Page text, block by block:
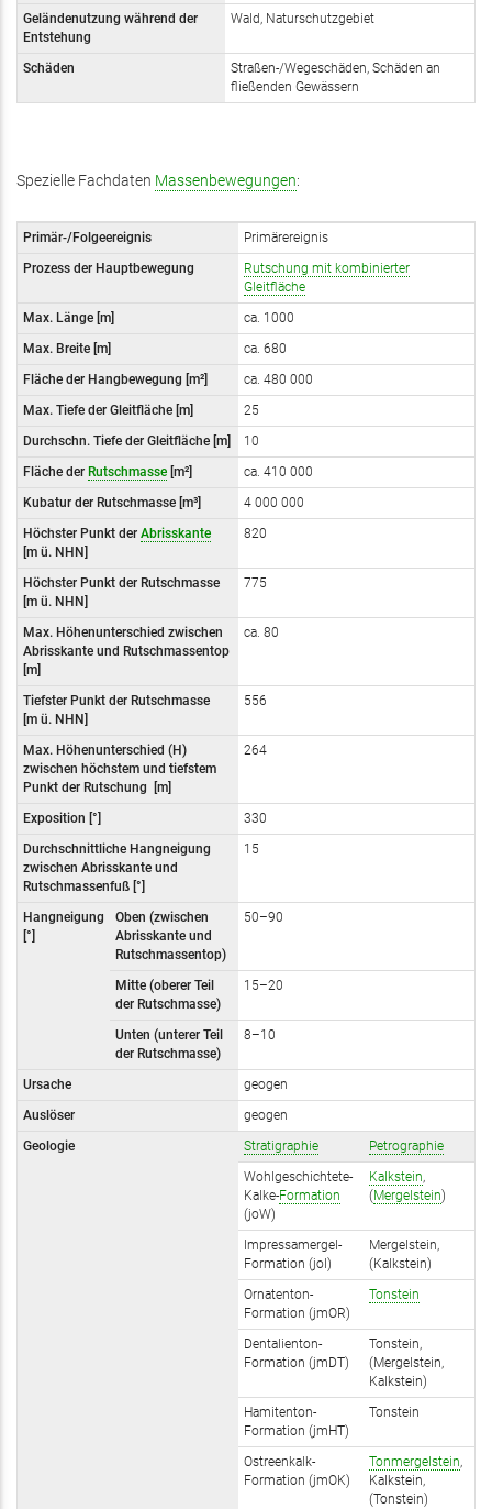
Geländenutzung während der
Entstehung
Wald, Naturschutzgebiet
Schäden
Straßen-/Wegeschäden, Schäden an
fließenden Gewässern
Spezielle Fachdaten Massenbewegungen:
Primär-/Folgeereignis
Primärereignis
Prozess der Hauptbewegung
Rutschung mit kombinierter
Gleitfläche
Max. Länge [m]
ca. 1000
Max. Breite [m]
ca. 680
Fläche der Hangbewegung [m²]
ca. 480 000
Max. Tiefe der Gleitfläche [m]
25
Durchschn. Tiefe der Gleitfläche [m]
10
Fläche der Rutschmasse [m²]
ca. 410 000
Kubatur der Rutschmasse [m³]
4 000 000
Höchster Punkt der Abrisskante
[m ü. NHN]
820
Höchster Punkt der Rutschmasse
[m ü. NHN]
775
Max. Höhenunterschied zwischen
Abrisskante und Rutschmassentop
[m]
ca. 80
Tiefster Punkt der Rutschmasse
[m ü. NHN]
556
Max. Höhenunterschied (H)
zwischen höchstem und tiefstem
Punkt der Rutschung
[m]
264
Exposition [°]
330
Durchschnittliche Hangneigung
zwischen Abrisskante und
Rutschmassenfuß [°]
15
Hangneigung
[°]
Oben (zwischen
Abrisskante und
Rutschmassentop)
50–90
Mitte (oberer Teil
der Rutschmasse)
15–20
Unten (unterer Teil
der Rutschmasse)
8–10
Ursache
geogen
Auslöser
geogen
Geologie
Stratigraphie
Petrographie
Wohlgeschichtete-
Kalke-Formation
(joW)
Kalkstein,
(Mergelstein)
Impressamergel-
Formation (joI)
Mergelstein,
(Kalkstein)
Ornatenton-
Formation (jmOR)
Tonstein
Dentalienton-
Formation (jmDT)
Tonstein,
(Mergelstein,
Kalkstein)
Hamitenton-
Formation (jmHT)
Tonstein
Ostreenkalk-
Formation (jmOK)
Tonmergelstein,
Kalkstein,
(Tonstein)